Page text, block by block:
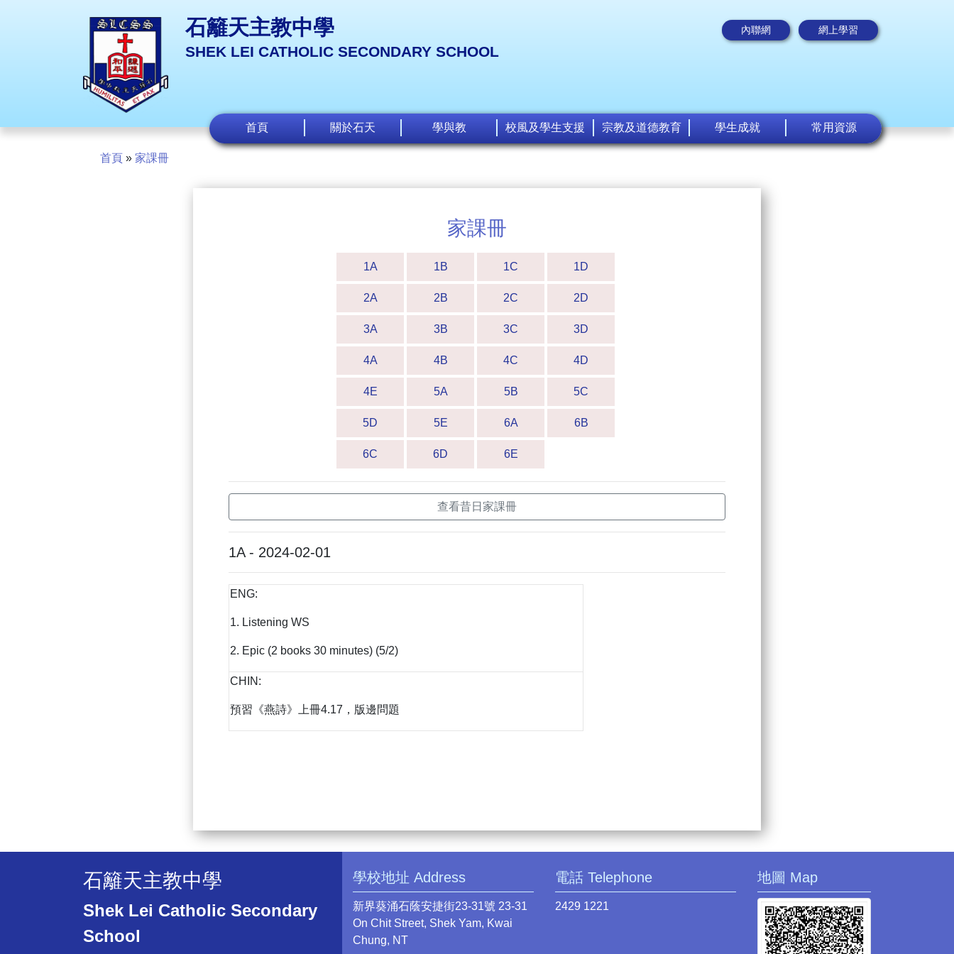
石籬天主教中學
SHEK LEI CATHOLIC SECONDARY SCHOOL
內聯網 網上學習
首頁 關於石天 學與教 校風及學生支援 宗教及道德教育 學生成就 常用資源
首頁 » 家課冊
家課冊
1A 1B 1C 1D
2A 2B 2C 2D
3A 3B 3C 3D
4A 4B 4C 4D
4E 5A 5B 5C
5D 5E 6A 6B
6C 6D 6E
查看昔日家課冊
1A - 2024-02-01
ENG:
1. Listening WS
2. Epic (2 books 30 minutes) (5/2)
CHIN:
預習《燕詩》上冊4.17，版邊問題
石籬天主教中學
Shek Lei Catholic Secondary
School
學校地址 Address
新界葵涌石蔭安捷街23-31號 23-31
On Chit Street, Shek Yam, Kwai
Chung, NT
電話 Telephone
2429 1221
地圖 Map